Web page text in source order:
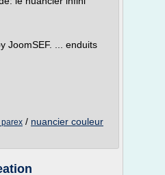
JoomSEF. ... enduits
/ nuancier couleur